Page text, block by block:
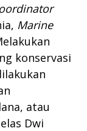
Marine
konservasi
atau
Dwi